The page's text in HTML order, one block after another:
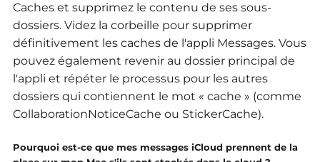
Caches et supprimez le contenu de ses sous-
dossiers. Videz la corbeille pour supprimer
définitivement les caches de l'appli Messages. Vous
pouvez également revenir au dossier principal de
l'appli et répéter le processus pour les autres
dossiers qui contiennent le mot « cache » (comme
CollaborationNoticeCache ou StickerCache).
Pourquoi est-ce que mes messages iCloud prennent de la